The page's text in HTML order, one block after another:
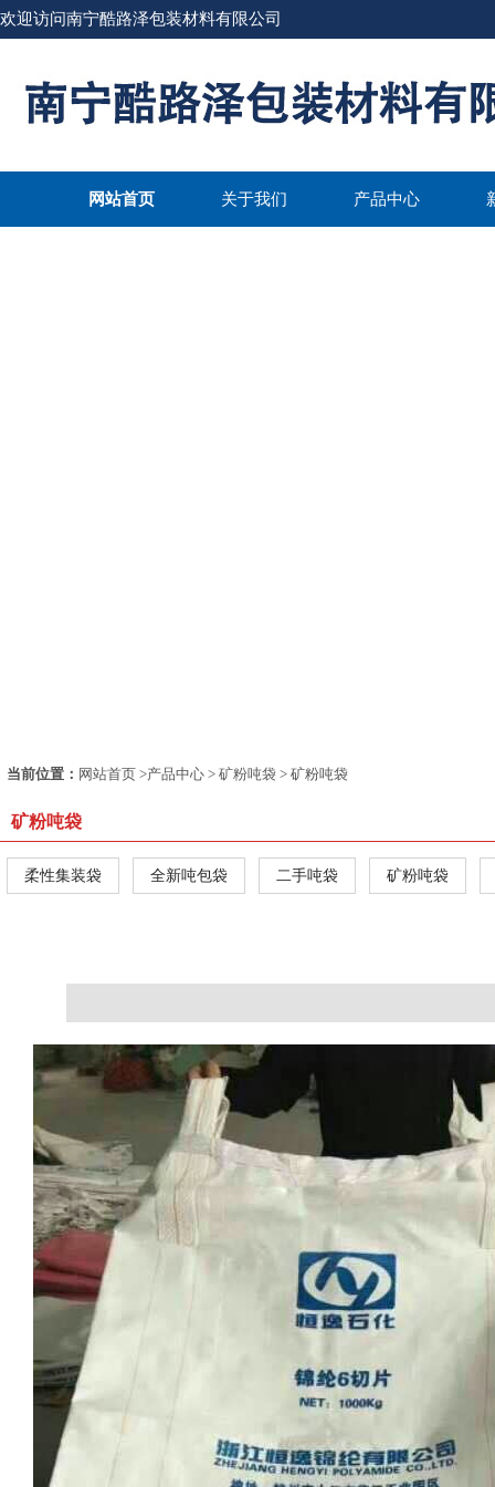
欢迎访问南宁酷路泽包装材料有限公司
网站首页 关于我们 产品中心
当前位置： 网站首页 >产品中心 > 矿粉吨袋 > 矿粉吨袋
矿粉吨袋
柔性集装袋 全新吨包袋 二手吨袋 矿粉吨袋